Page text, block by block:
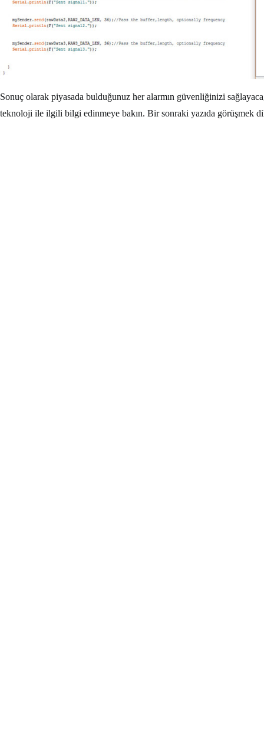
Sonuç olarak piyasada bulduğunuz her alarmın güvenliğinizi
teknoloji ile ilgili bilgi edinmeye bakın. Bir sonraki yazıda görüşmek